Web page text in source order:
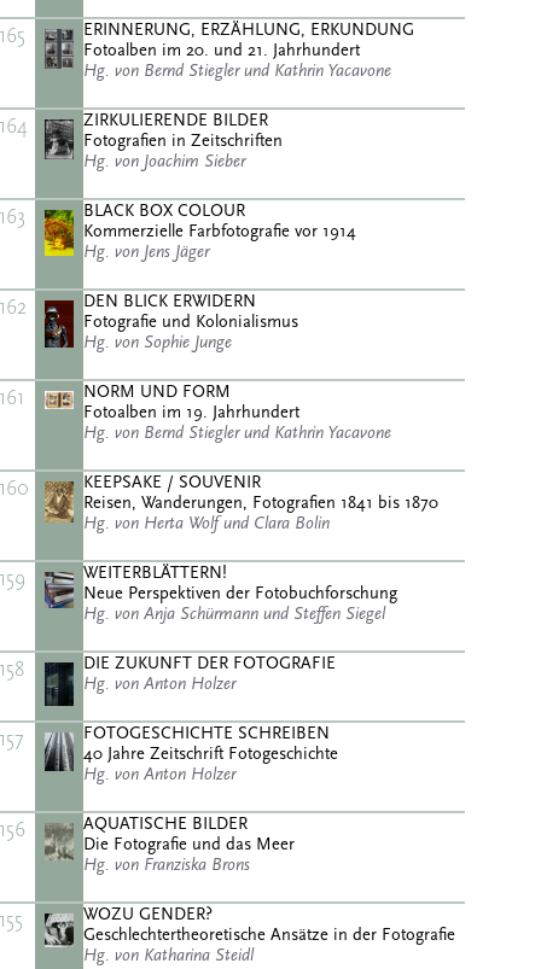
165
ERINNERUNG, ERZÄHLUNG, ERKUNDUNG
Fotoalben im 20. und 21. Jahrhundert
Hg. von Bernd Stiegler und Kathrin Yacavone
164
ZIRKULIERENDE BILDER
Fotografien in Zeitschriften
Hg. von Joachim Sieber
163
BLACK BOX COLOUR
Kommerzielle Farbfotografie vor 1914
Hg. von Jens Jäger
162
DEN BLICK ERWIDERN
Fotografie und Kolonialismus
Hg. von Sophie Junge
161
NORM UND FORM
Fotoalben im 19. Jahrhundert
Hg. von Bernd Stiegler und Kathrin Yacavone
160
KEEPSAKE / SOUVENIR
Reisen, Wanderungen, Fotografien 1841 bis 1870
Hg. von Herta Wolf und Clara Bolin
159
WEITERBLÄTTERN!
Neue Perspektiven der Fotobuchforschung
Hg. von Anja Schürmann und Steffen Siegel
158
DIE ZUKUNFT DER FOTOGRAFIE
Hg. von Anton Holzer
157
FOTOGESCHICHTE SCHREIBEN
40 Jahre Zeitschrift Fotogeschichte
Hg. von Anton Holzer
156
AQUATISCHE BILDER
Die Fotografie und das Meer
Hg. von Franziska Brons
155
WOZU GENDER?
Geschlechtertheoretische Ansätze in der Fotografie
Hg. von Katharina Steidl